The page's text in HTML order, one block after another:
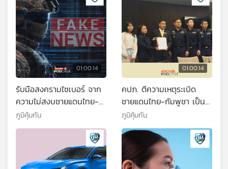
01:00:14
รับมือสงครามไซเบอร์ จาก
ความไม่สงบชายแดนไทย-
กัมพูชา และแก๊งคอล
เซนเตอร์ / รู้จักไขมัน
ภูมิคุ้มกัน
01:00:14
คปภ. ตีความเหตุระเบิด
ชายแดนไทย-กัมพูชา เป็น
เหตุปะทะ ไม่ใช่สงคราม
“บริษัทประกัน” ต้องจ่าย
สินไหมทดแทน / กิน
แอปเปิลวันละผลช่วยให้ห่าง
ไกลหมอ จริงเหรอ
ภูมิคุ้มกัน